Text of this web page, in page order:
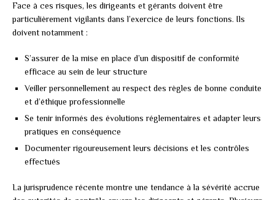
Face à ces risques, les dirigeants et gérants doivent être
particulièrement vigilants dans l’exercice de leurs fonctions. Ils
doivent notamment :
S’assurer de la mise en place d’un dispositif de conformité
efficace au sein de leur structure
Veiller personnellement au respect des règles de bonne conduite
et d’éthique professionnelle
Se tenir informés des évolutions réglementaires et adapter leurs
pratiques en conséquence
Documenter rigoureusement leurs décisions et les contrôles
effectués
La jurisprudence récente montre une tendance à la sévérité accrue